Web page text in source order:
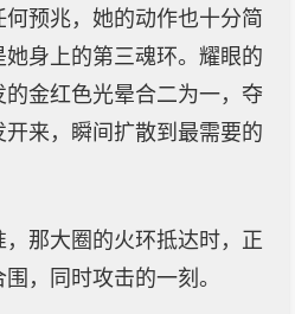
预兆，她的动作也十分简
身上的第三魂环。耀眼的
金红色光晕合二为一，夺
开来，瞬间扩散到最需要的
那大圈的火环抵达时，正
，同时攻击的一刻。